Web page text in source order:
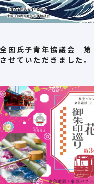
全国氏子青年協議会 第
させていただきました。